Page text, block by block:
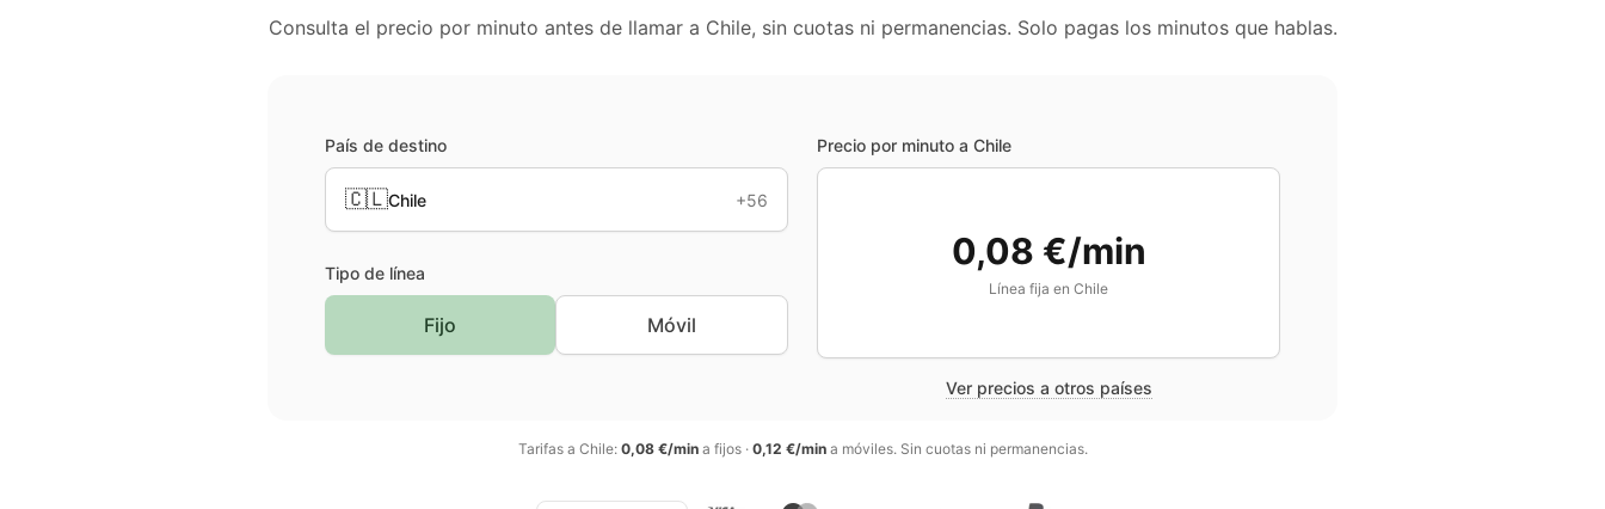
Consulta el precio por minuto antes de llamar a Chile, sin cuotas ni permanencias. Solo pagas los minutos que hablas.
País de destino
🇨🇱Chile +56
Tipo de línea
Fijo Móvil
Precio por minuto a Chile
0,08 €/min
Línea fija en Chile
Ver precios a otros países
Tarifas a Chile: 0,08 €/mina fijos· 0,12 €/mina móviles. Sin cuotas ni permanencias.